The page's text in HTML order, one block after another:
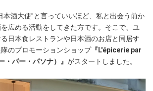
本酒大使”と言っていいほど、私と出会う前か
広める活動をしてきた方です。そこで、ユ
日本食レストランや日本酒のお店と同居す
のプロモーションショップ『L'épicerie par
・パー・パソナ）』 がスタートしました。